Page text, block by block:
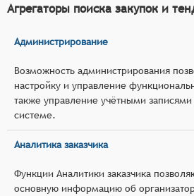
Агрегаторы поиска закупок и
Администрирование
Возможность администрирования
настройку и управление
также управление учётными
системе.
Аналитика заказчика
Функции Аналитики заказчика
основную информацию об